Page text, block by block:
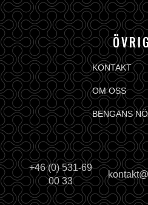
KONTAKT
OM OSS
BENGANS
+46 (0) 531-69
00 33